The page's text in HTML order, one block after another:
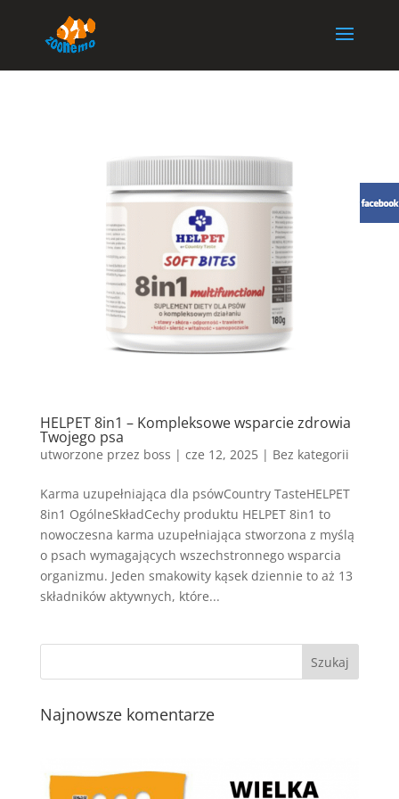
HELPET 8in1 – Kompleksowe wsparcie zdrowia
Twojego psa
utworzone przez boss | cze 12, 2025| Bez kategorii
Karma uzupełniająca dla psówCountry TasteHELPET
8in1 OgólneSkładCechy produktu HELPET 8in1 to
nowoczesna karma uzupełniająca stworzona z myślą
o psach wymagających wszechstronnego wsparcia
organizmu. Jeden smakowity kąsek dziennie to aż 13
składników aktywnych, które...
Najnowsze komentarze